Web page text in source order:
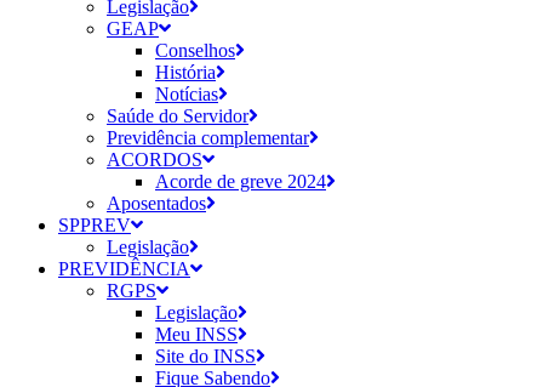
Legislação
GEAP
Conselhos
História
Notícias
Saúde do Servidor
Previdência complementar
ACORDOS
Acorde de greve 2024
Aposentados
SPPREV
Legislação
PREVIDÊNCIA
RGPS
Legislação
Meu INSS
Site do INSS
Fique Sabendo